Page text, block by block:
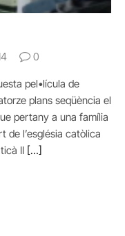
0
pel•lícula de
plans seqüència el
pertany a una família
de l’església catòlica
II […]